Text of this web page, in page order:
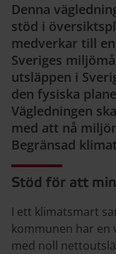
Denna
stöd i
medverkar till
Sveriges
utsläppen i
den fysiska
Vägledningen
med att nå
Begränsad
Stöd för att
I ett klimatsmart
kommunen har en
med noll